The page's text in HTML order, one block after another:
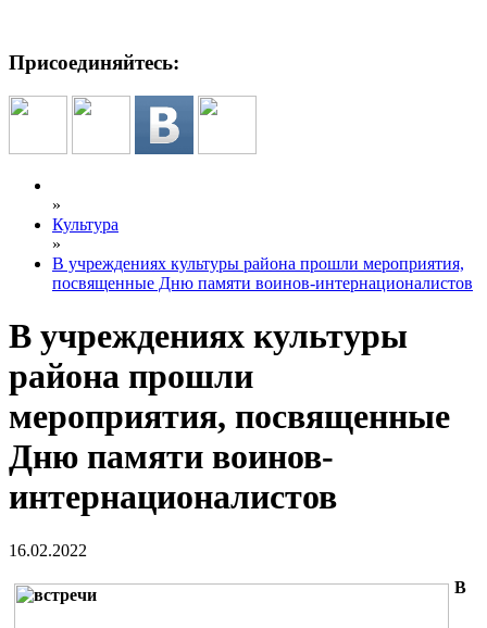
Присоединяйтесь:
»
Культура
»
В учреждениях культуры района прошли мероприятия,
посвященные Дню памяти воинов-интернационалистов
В учреждениях культуры
района прошли
мероприятия, посвященные
Дню памяти воинов-
интернационалистов
16.02.2022
В